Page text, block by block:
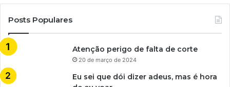
Posts Populares
Atenção perigo de falta de corte
20 de março de 2024
Eu sei que dói dizer adeus, mas é hora